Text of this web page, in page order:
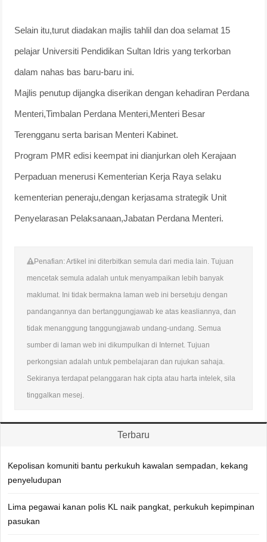
Selain itu,turut diadakan majlis tahlil dan doa selamat 15
pelajar Universiti Pendidikan Sultan Idris yang terkorban
dalam nahas bas baru-baru ini.
Majlis penutup dijangka diserikan dengan kehadiran Perdana
Menteri,Timbalan Perdana Menteri,Menteri Besar
Terengganu serta barisan Menteri Kabinet.
Program PMR edisi keempat ini dianjurkan oleh Kerajaan
Perpaduan menerusi Kementerian Kerja Raya selaku
kementerian peneraju,dengan kerjasama strategik Unit
Penyelarasan Pelaksanaan,Jabatan Perdana Menteri.
Penafian: Artikel ini diterbitkan semula dari media lain. Tujuan
mencetak semula adalah untuk menyampaikan lebih banyak
maklumat. Ini tidak bermakna laman web ini bersetuju dengan
pandangannya dan bertanggungjawab ke atas keasliannya, dan
tidak menanggung tanggungjawab undang-undang. Semua
sumber di laman web ini dikumpulkan di Internet. Tujuan
perkongsian adalah untuk pembelajaran dan rujukan sahaja.
Sekiranya terdapat pelanggaran hak cipta atau harta intelek, sila
tinggalkan mesej.
Terbaru
Kepolisan komuniti bantu perkukuh kawalan sempadan, kekang
penyeludupan
Lima pegawai kanan polis KL naik pangkat, perkukuh kepimpinan
pasukan